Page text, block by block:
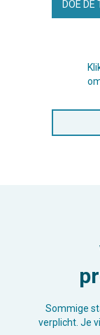
DOE
Sommige
verplicht. Je